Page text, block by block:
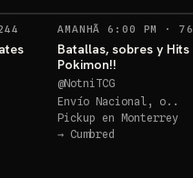
RECORDATORIOS
AMANHÃ 6:00 PM · 76
Batallas, sobres y Hits
Pokimon!!
@NotniTCG
Envío Nacional, o..
Pickup en Monterrey
→ Cumbred